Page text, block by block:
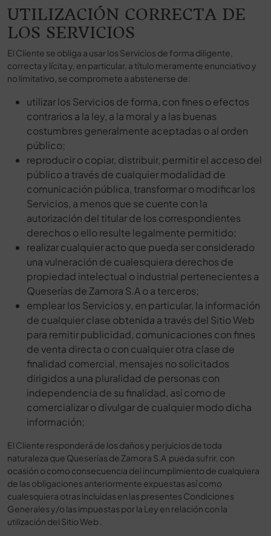
UTILIZACIÓN CORRECTA DE
LOS SERVICIOS
El Cliente se obliga a usar los Servicios de forma diligente,
correcta y lícita y, en particular, a título meramente enunciativo y
no limitativo, se compromete a abstenerse de:
utilizar los Servicios de forma, con fines o efectos
contrarios a la ley, a la moral y a las buenas
costumbres generalmente aceptadas o al orden
público;
reproducir o copiar, distribuir, permitir el acceso del
público a través de cualquier modalidad de
comunicación pública, transformar o modificar los
Servicios, a menos que se cuente con la
autorización del titular de los correspondientes
derechos o ello resulte legalmente permitido;
realizar cualquier acto que pueda ser considerado
una vulneración de cualesquiera derechos de
propiedad intelectual o industrial pertenecientes a
Queserías de Zamora S.A o a terceros;
emplear los Servicios y, en particular, la información
de cualquier clase obtenida a través del Sitio Web
para remitir publicidad, comunicaciones con fines
de venta directa o con cualquier otra clase de
finalidad comercial, mensajes no solicitados
dirigidos a una pluralidad de personas con
independencia de su finalidad, así como de
comercializar o divulgar de cualquier modo dicha
información;
El Cliente responderá de los daños y perjuicios de toda
naturaleza que Queserías de Zamora S.A pueda sufrir, con
ocasión o como consecuencia del incumplimiento de cualquiera
de las obligaciones anteriormente expuestas así como
cualesquiera otras incluidas en las presentes Condiciones
Generales y/o las impuestas por la Ley en relación con la
utilización del Sitio Web .